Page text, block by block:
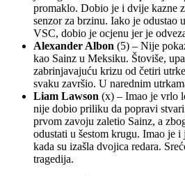
promaklo. Dobio je i dvije kazne
senzor za brzinu. Iako je odustao
VSC, dobio je ocjenu jer je
Alexander Albon (5) – Nije
kao Sainz u Meksiku. Štoviše,
zabrinjavajuću krizu od četiri
svaku završio. U narednim
Liam Lawson (x) – Imao je vrlo
nije dobio priliku da popravi
prvom zavoju zaletio Sainz, a
odustati u šestom krugu. Imao je
kada su izašla dvojica redara.
tragedija.